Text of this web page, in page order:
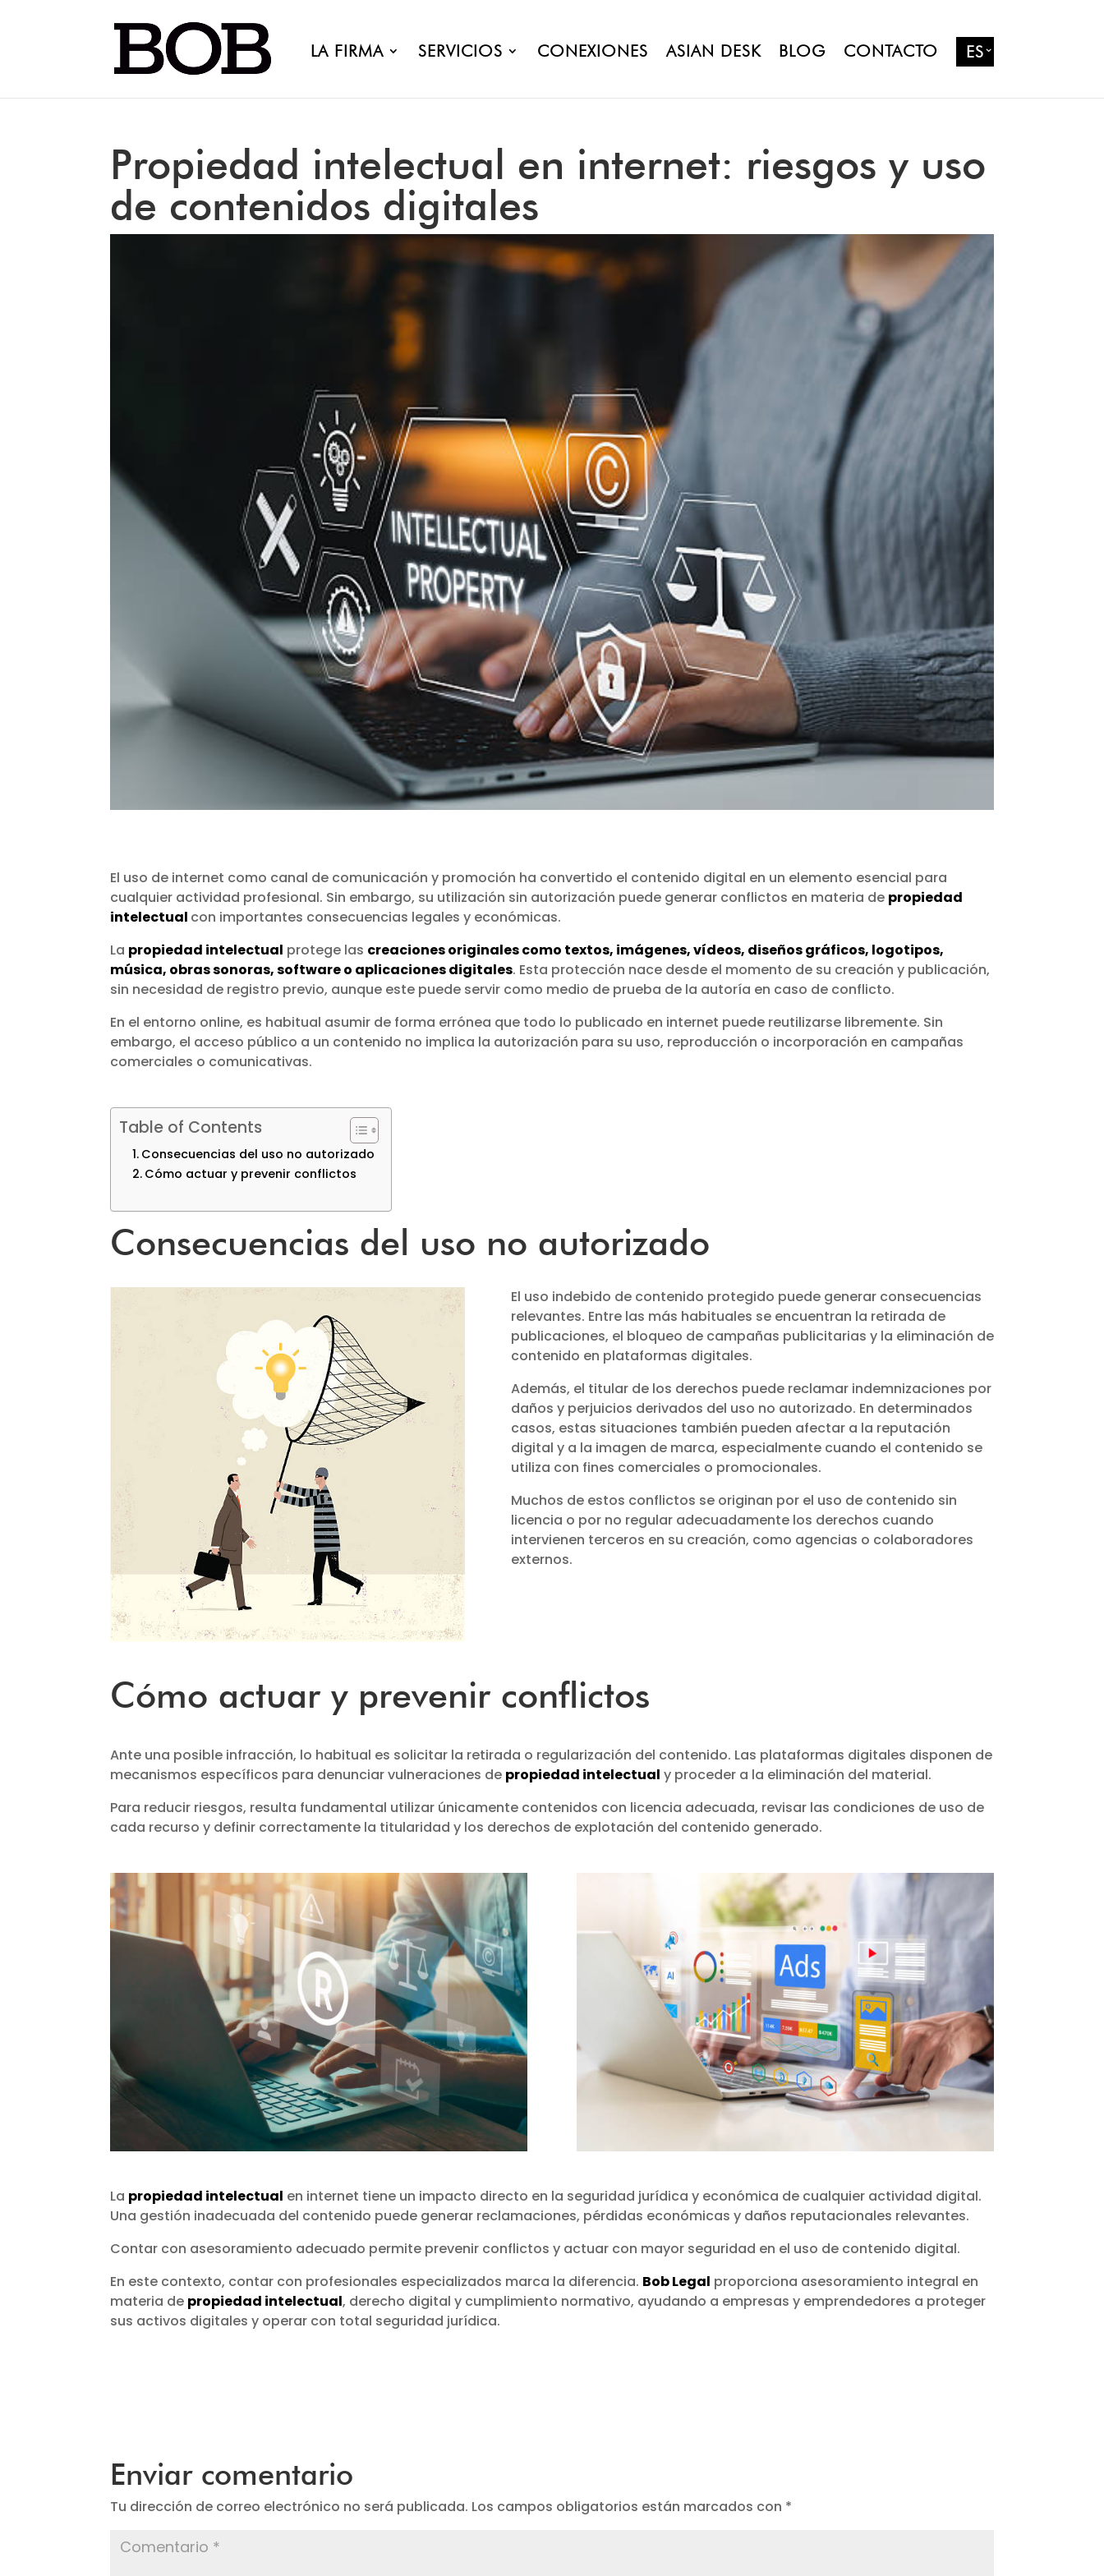
LA FIRMA SERVICIOS CONEXIONES ASIAN DESK BLOG CONTACTO ES
Propiedad intelectual en internet: riesgos y uso
de contenidos digitales
El uso de internet como canal de comunicación y promoción ha convertido el contenido digital en un elemento esencial para
cualquier actividad profesional. Sin embargo, su utilización sin autorización puede generar conflictos en materia de propiedad
intelectual con importantes consecuencias legales y económicas.
La propiedad intelectual protege las creaciones originales como textos, imágenes, vídeos, diseños gráficos, logotipos,
música, obras sonoras, software o aplicaciones digitales. Esta protección nace desde el momento de su creación y publicación,
sin necesidad de registro previo, aunque este puede servir como medio de prueba de la autoría en caso de conflicto.
En el entorno online, es habitual asumir de forma errónea que todo lo publicado en internet puede reutilizarse libremente. Sin
embargo, el acceso público a un contenido no implica la autorización para su uso, reproducción o incorporación en campañas
comerciales o comunicativas.
Table of Contents
Consecuencias del uso no autorizado
Cómo actuar y prevenir conflictos
Consecuencias del uso no autorizado
El uso indebido de contenido protegido puede generar consecuencias
relevantes. Entre las más habituales se encuentran la retirada de
publicaciones, el bloqueo de campañas publicitarias y la eliminación de
contenido en plataformas digitales.
Además, el titular de los derechos puede reclamar indemnizaciones por
daños y perjuicios derivados del uso no autorizado. En determinados
casos, estas situaciones también pueden afectar a la reputación
digital y a la imagen de marca, especialmente cuando el contenido se
utiliza con fines comerciales o promocionales.
Muchos de estos conflictos se originan por el uso de contenido sin
licencia o por no regular adecuadamente los derechos cuando
intervienen terceros en su creación, como agencias o colaboradores
externos.
Cómo actuar y prevenir conflictos
Ante una posible infracción, lo habitual es solicitar la retirada o regularización del contenido. Las plataformas digitales disponen de
mecanismos específicos para denunciar vulneraciones de propiedad intelectual y proceder a la eliminación del material.
Para reducir riesgos, resulta fundamental utilizar únicamente contenidos con licencia adecuada, revisar las condiciones de uso de
cada recurso y definir correctamente la titularidad y los derechos de explotación del contenido generado.
La propiedad intelectual en internet tiene un impacto directo en la seguridad jurídica y económica de cualquier actividad digital.
Una gestión inadecuada del contenido puede generar reclamaciones, pérdidas económicas y daños reputacionales relevantes.
Contar con asesoramiento adecuado permite prevenir conflictos y actuar con mayor seguridad en el uso de contenido digital.
En este contexto, contar con profesionales especializados marca la diferencia. Bob Legal proporciona asesoramiento integral en
materia de propiedad intelectual, derecho digital y cumplimiento normativo, ayudando a empresas y emprendedores a proteger
sus activos digitales y operar con total seguridad jurídica.
Enviar comentario
Tu dirección de correo electrónico no será publicada. Los campos obligatorios están marcados con *